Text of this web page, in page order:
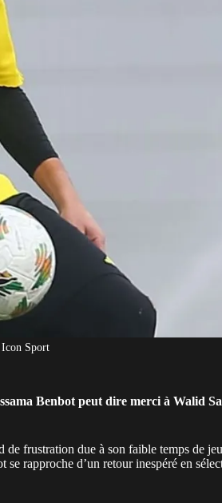
Sport
Benbot peut dire merci à Walid
de frustration due à son faible temps de
se rapproche d’un retour inespéré en